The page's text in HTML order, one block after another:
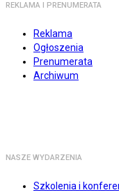
REKLAMA I PRENUMERATA
Reklama
Ogłoszenia
Prenumerata
Archiwum
NASZE WYDARZENIA
Szkolenia i